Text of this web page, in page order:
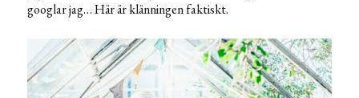
googlar jag… Här är klänningen faktiskt.